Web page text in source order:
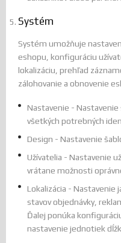
Systém
Systém umožňuje
eshopu, konfiguráciu
lokalizáciu, prehľad
zálohovanie a obnovenie
Nastavenie - Nastavenie
všetkých potrebných
Design - Nastavenie
Užívatelia - Nastavenie
vrátane možnosti
Lokalizácia - Nastavenie
stavov objednávky,
Ďalej ponúka
nastavenie jednotiek